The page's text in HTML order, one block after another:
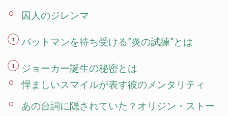
囚人のジレンマ
バットマンを待ち受ける”炎の試練”とは
ジョーカー誕生の秘密とは
悍ましいスマイルが表す彼のメンタリティ
あの台詞に隠されていた？オリジン・ストー